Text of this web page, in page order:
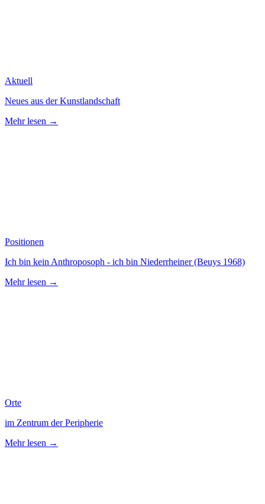
Aktuell
Neues aus der Kunstlandschaft
Mehr lesen →
Positionen
Ich bin kein Anthroposoph - ich bin Niederrheiner (Beuys 1968)
Mehr lesen →
Orte
im Zentrum der Peripherie
Mehr lesen →